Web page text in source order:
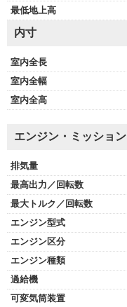
最低地上高
内寸
室内全長
室内全幅
室内全高
エンジン・ミッショ
排気量
最高出力／回転数
最大トルク／回転数
エンジン型式
エンジン区分
エンジン種類
過給機
可変気筒装置